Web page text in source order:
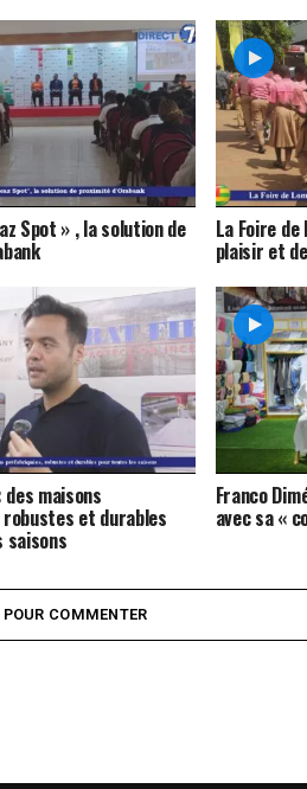
Spot » , la solution de La Foire
plaisir et
des maisons
et durables
saisons
Franco
avec sa «
COMMENTER